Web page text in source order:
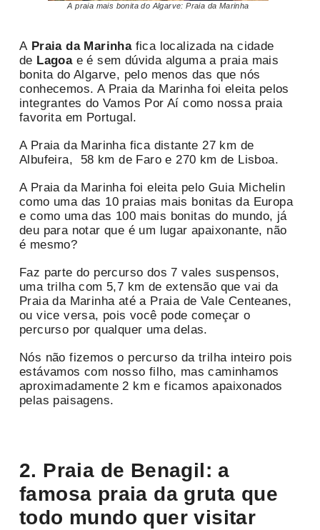
A praia mais bonita do Algarve: Praia da Marinha
A Praia da Marinhafica localizada na cidade
de Lagoae é sem dúvida alguma a praia mais
bonita do Algarve, pelo menos das que nós
conhecemos. A Praia da Marinha foi eleita pelos
integrantes do Vamos Por Aí como nossa praia
favorita em Portugal.
A Praia da Marinha fica distante 27 km de
Albufeira, 58 km de Faro e 270 km de Lisboa.
A Praia da Marinha foi eleita pelo Guia Michelin
como uma das 10 praias mais bonitas da Europa
e como uma das 100 mais bonitas do mundo, já
deu para notar que é um lugar apaixonante, não
é mesmo?
Faz parte do percurso dos 7 vales suspensos,
uma trilha com 5,7 km de extensão que vai da
Praia da Marinha até a Praia de Vale Centeanes,
ou vice versa, pois você pode começar o
percurso por qualquer uma delas.
Nós não fizemos o percurso da trilha inteiro pois
estávamos com nosso filho, mas caminhamos
aproximadamente 2 km e ficamos apaixonados
pelas paisagens.
2. Praia de Benagil: a
famosa praia da gruta que
todo mundo quer visitar